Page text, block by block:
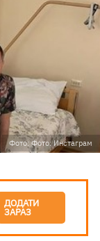
Фото: Фото: Инстаграм
ДОДАТИ
ЗАРАЗ